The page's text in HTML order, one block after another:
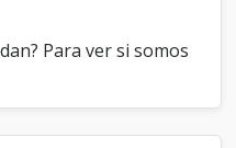
Para ver si somos